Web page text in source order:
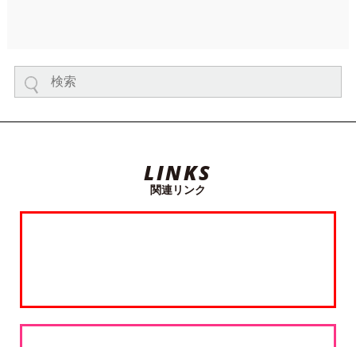
LINKS
関連リンク